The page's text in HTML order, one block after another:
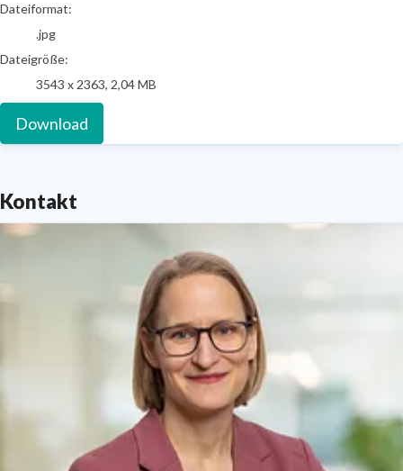
Dateiformat:
.jpg
Dateigröße:
3543 x 2363, 2,04 MB
Download
Kontakt